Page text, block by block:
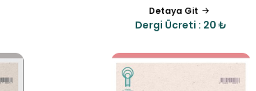
Detaya Git
Dergi Ücreti : 20 ₺